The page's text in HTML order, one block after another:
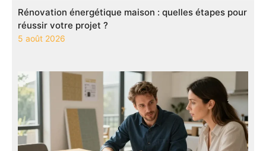
Rénovation énergétique maison : quelles étapes pour
réussir votre projet ?
5 août 2026